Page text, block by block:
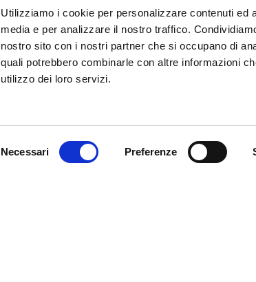
Utilizziamo i cookie per personalizzare contenuti ed
media e per analizzare il nostro traffico.
nostro sito con i nostri partner che si occupano di
quali potrebbero combinarle con altre informazioni
utilizzo dei loro servizi.
Necessari Preferenze
Tutti i diritti sono riservati.
P. IVA e C.F.: 01505620490
E-mail:
info@flashpointlearning.it